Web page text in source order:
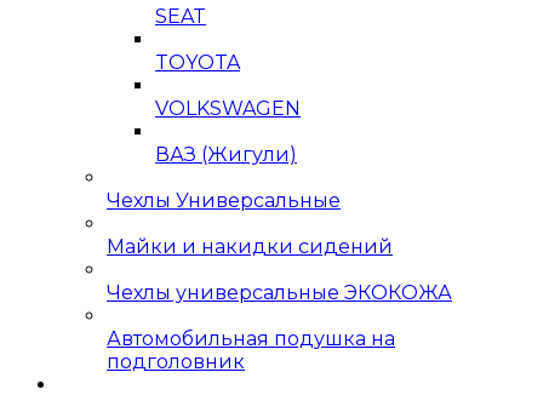
SEAT
TOYOTA
VOLKSWAGEN
ВАЗ (Жигули)
Чехлы Универсальные
Майки и накидки сидений
Чехлы универсальные ЭКОКОЖА
Автомобильная подушка на
подголовник